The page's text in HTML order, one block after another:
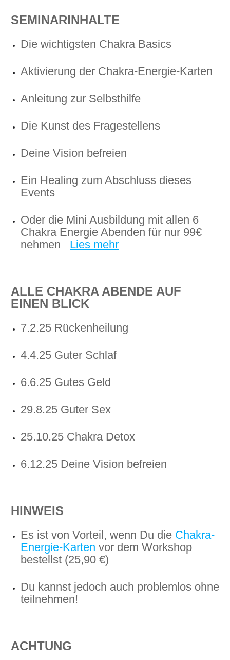
SEMINARINHALTE
Die wichtigsten Chakra Basics
Aktivierung der Chakra-Energie-Karten
Anleitung zur Selbsthilfe
Die Kunst des Fragestellens
Deine Vision befreien
Ein Healing zum Abschluss dieses
Events
Oder die Mini Ausbildung mit allen 6
Chakra Energie Abenden für nur 99€
nehmen Lies mehr
ALLE CHAKRA ABENDE AUF
EINEN BLICK
7.2.25 Rückenheilung
4.4.25 Guter Schlaf
6.6.25 Gutes Geld
29.8.25 Guter Sex
25.10.25 Chakra Detox
6.12.25 Deine Vision befreien
HINWEIS
Es ist von Vorteil, wenn Du die Chakra-
Energie-Karten vor dem Workshop
bestellst (25,90 €)
Du kannst jedoch auch problemlos ohne
teilnehmen!
ACHTUNG